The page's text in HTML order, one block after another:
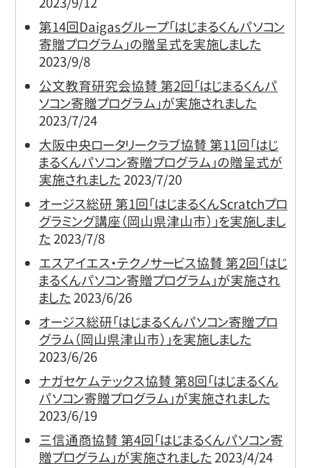
第14回Daigasグループ「はじまるくんパソコン
寄贈プログラム」の贈呈式を実施しました
2023/9/8
公文教育研究会協賛 第2回「はじまるくんパ
ソコン寄贈プログラム」が実施されました
2023/7/24
大阪中央ロータリークラブ協賛 第11回「はじ
まるくんパソコン寄贈プログラム」の贈呈式が
実施されました 2023/7/20
オージス総研 第1回「はじまるくんScratchプロ
グラミング講座（岡山県津山市）」を実施しまし
た 2023/7/8
エスアイエス・テクノサービス協賛 第2回「はじ
まるくんパソコン寄贈プログラム」が実施され
ました 2023/6/26
オージス総研「はじまるくんパソコン寄贈プロ
グラム（岡山県津山市）」を実施しました
2023/6/26
ナガセケムテックス協賛 第8回「はじまるくん
パソコン寄贈プログラム」が実施されました
2023/6/19
三信通商協賛 第4回「はじまるくんパソコン寄
贈プログラム」が実施されました 2023/4/24